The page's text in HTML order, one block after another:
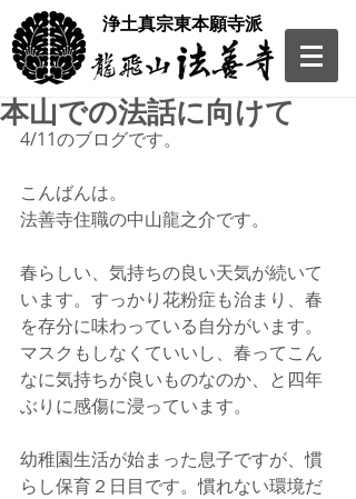
​浄土真宗東本願寺派
本山での法話に向けて
4/11のブログです。
こんばんは。
法善寺住職の中山龍之介です。
春らしい、気持ちの良い天気が続いて
います。すっかり花粉症も治まり、春
を存分に味わっている自分がいます。
マスクもしなくていいし、春ってこん
なに気持ちが良いものなのか、と四年
ぶりに感傷に浸っています。
幼稚園生活が始まった息子ですが、慣
らし保育２日目です。慣れない環境だ